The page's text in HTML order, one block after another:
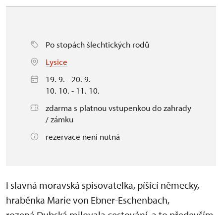
Po stopách šlechtických rodů
Lysice
19. 9. - 20. 9.
10. 10. - 11. 10.
zdarma s platnou vstupenkou do zahrady
/ zámku
rezervace není nutná
I slavná moravská spisovatelka, píšící německy,
hraběnka Marie von Ebner-Eschenbach,